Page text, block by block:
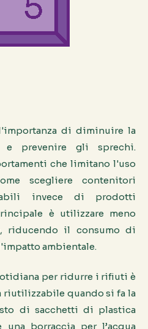
di diminuire la
prevenire gli sprechi.
che limitano l'uso
scegliere contenitori
invece di prodotti
è utilizzare meno
riducendo il consumo di
ambientale.
per ridurre i rifiuti è
riutilizzabile quando si fa la
di sacchetti di plastica
una borraccia per l’acqua